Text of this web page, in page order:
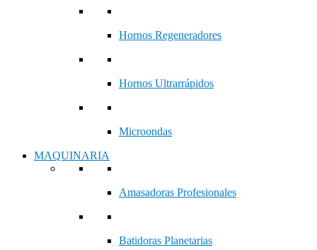
Hornos Regeneradores
Hornos Ultrarrápidos
Microondas
MAQUINARIA
Amasadoras Profesionales
Batidoras Planetarias